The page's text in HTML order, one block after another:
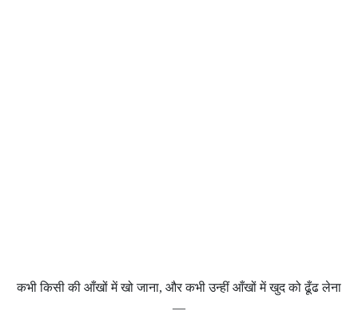
कभी किसी की आँखों में खो जाना, और कभी उन्हीं आँखों में खुद को ढूँढ लेना
—